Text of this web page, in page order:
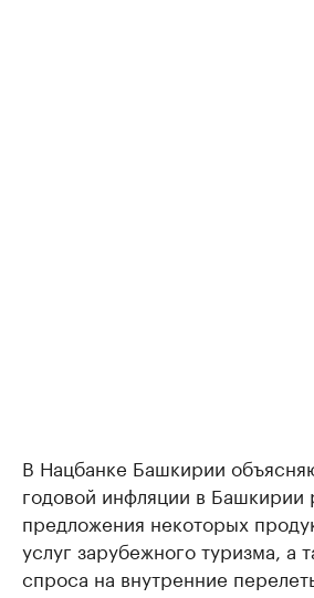
В Нацбанке Башкирии
годовой инфляции в
предложения некоторых
услуг зарубежного туризма, а
спроса на внутренние